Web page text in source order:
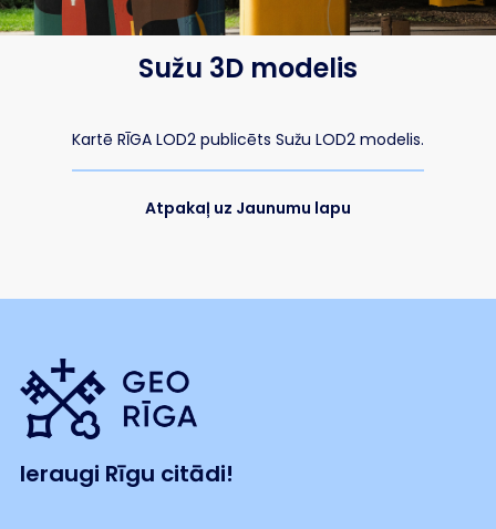
Sužu 3D modelis
Kartē RĪGA LOD2 publicēts Sužu LOD2 modelis.
Atpakaļ uz Jaunumu lapu
Ieraugi Rīgu citādi!